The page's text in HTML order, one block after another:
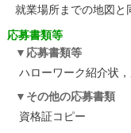
就業場所までの地図と
応募書類等
応募書類等
ハローワーク紹介状
その他の応募書類
資格証コピー